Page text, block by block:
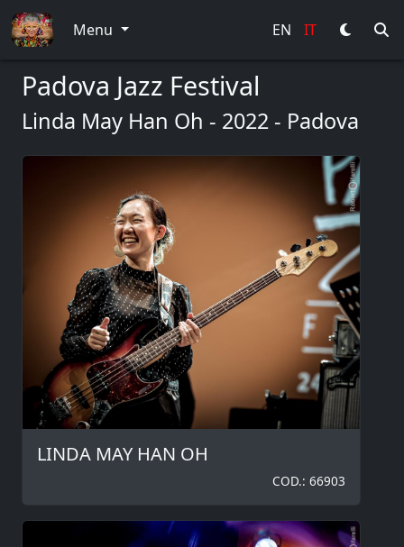
Menu EN IT
Padova Jazz Festival
Linda May Han Oh - 2022 - Padova
LINDA MAY HAN OH
COD.: 66903